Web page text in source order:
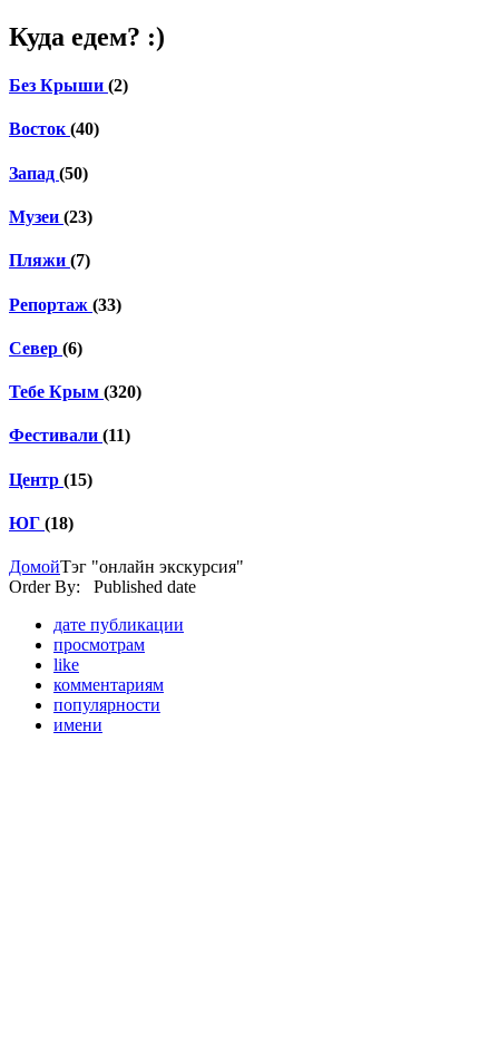
Куда едем? :)
Без Крыши (2)
Восток(40)
Запад (50)
Музеи (23)
Пляжи (7)
Репортаж (33)
Север (6)
Тебе Крым (320)
Фестивали (11)
Центр (15)
ЮГ (18)
ДомойТэг "онлайн экскурсия"
Order By: Published date
дате публикации
просмотрам
like
комментариям
популярности
имени